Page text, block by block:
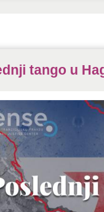
tango u